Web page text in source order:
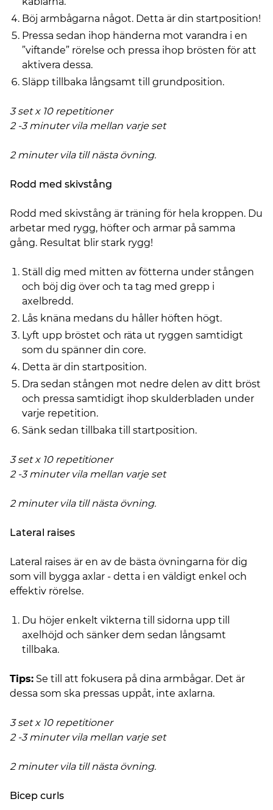
Böj armbågarna något. Detta är din startposition!
Pressa sedan ihop händerna mot varandra i en
”viftande” rörelse och pressa ihop brösten för att
aktivera dessa.
Släpp tillbaka långsamt till grundposition.
3 set x 10 repetitioner
2 -3 minuter vila mellan varje set
2 minuter vila till nästa övning.
Rodd med skivstång
Rodd med skivstång är träning för hela kroppen. Du
arbetar med rygg, höfter och armar på samma
gång. Resultat blir stark rygg!
Ställ dig med mitten av fötterna under stången
och böj dig över och ta tag med grepp i
axelbredd.
Lås knäna medans du håller höften högt.
Lyft upp bröstet och räta ut ryggen samtidigt
som du spänner din core.
Detta är din startposition.
Dra sedan stången mot nedre delen av ditt bröst
och pressa samtidigt ihop skulderbladen under
varje repetition.
Sänk sedan tillbaka till startposition.
3 set x 10 repetitioner
2 -3 minuter vila mellan varje set
2 minuter vila till nästa övning.
Lateral raises
Lateral raises är en av de bästa övningarna för dig
som vill bygga axlar - detta i en väldigt enkel och
effektiv rörelse.
Du höjer enkelt vikterna till sidorna upp till
axelhöjd och sänker dem sedan långsamt
tillbaka.
Tips: Se till att fokusera på dina armbågar. Det är
dessa som ska pressas uppåt, inte axlarna.
3 set x 10 repetitioner
2 -3 minuter vila mellan varje set
2 minuter vila till nästa övning.
Bicep curls